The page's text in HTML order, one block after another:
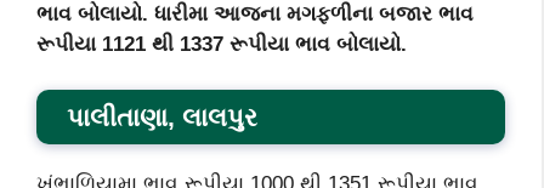
ભાવ બોલાયો. ધારીમા આજના મગફળીના બજાર ભાવ
રૂપીયા 1121 થી 1337 રૂપીયા ભાવ બોલાયો.
પાલીતાણા, લાલપુર